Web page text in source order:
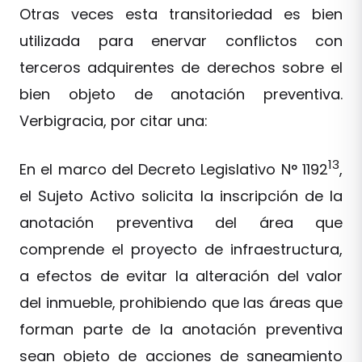
Otras veces esta transitoriedad es bien
utilizada para enervar conflictos con
terceros adquirentes de derechos sobre el
bien objeto de anotación preventiva.
Verbigracia, por citar una:
En el marco del Decreto Legislativo N° 119213,
el Sujeto Activo solicita la inscripción de la
anotación preventiva del área que
comprende el proyecto de infraestructura,
a efectos de evitar la alteración del valor
del inmueble, prohibiendo que las áreas que
forman parte de la anotación preventiva
sean objeto de acciones de saneamiento